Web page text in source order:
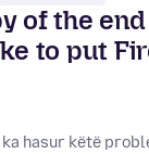
of the
to put
ka hasur këtë